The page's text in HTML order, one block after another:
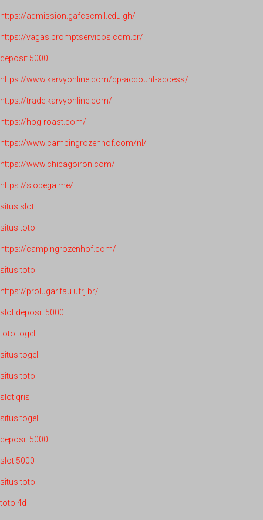
https://admission.gafcscmil.edu.gh/
https://vagas.promptservicos.com.br/
deposit 5000
https://www.karvyonline.com/dp-account-access/
https://trade.karvyonline.com/
https://hog-roast.com/
https://www.campingrozenhof.com/nl/
https://www.chicagoiron.com/
https://slopega.me/
situs slot
situs toto
https://campingrozenhof.com/
situs toto
https://prolugar.fau.ufrj.br/
slot deposit 5000
toto togel
situs togel
situs toto
slot qris
situs togel
deposit 5000
slot 5000
situs toto
toto 4d